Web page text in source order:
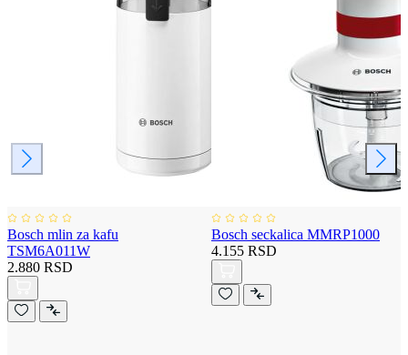
Bosch mlin za kafu
TSM6A011W
2.880 RSD
Bosch seckalica MMRP1000
4.155 RSD